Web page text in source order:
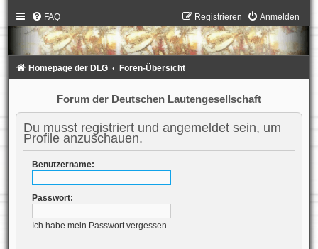
FAQ Anmelden
Registrieren
Homepage der DLG Foren-Übersicht
Forum der Deutschen Lautengesellschaft
Du musst registriert und angemeldet sein, um
Profile anzuschauen.
Benutzername:
Passwort:
Ich habe mein Passwort vergessen